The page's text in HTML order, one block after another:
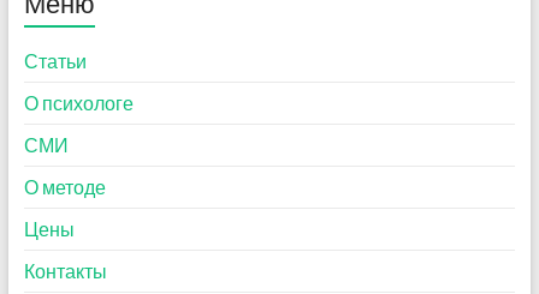
Статьи
О психологе
СМИ
О методе
Цены
Контакты